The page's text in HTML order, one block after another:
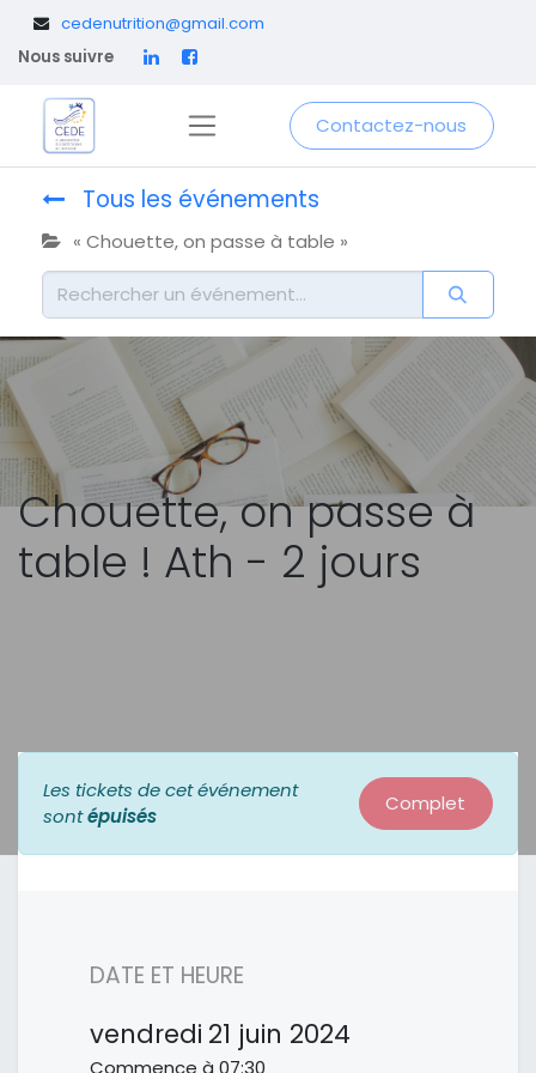
cedenutrition@gmail.com
Nous suivre
Contactez-nous
Tous les événements
« Chouette, on passe à table »
Chouette, on passe à
table ! Ath - 2 jours
Les tickets de cet événement
sontépuisés
Complet
DATE ET HEURE
vendredi 21 juin 2024
Commence à 07:30